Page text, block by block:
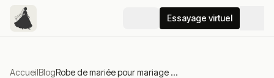
Essayage virtuel
AccueilBlog Robe de mariée pour mariage civil : le guide style complet